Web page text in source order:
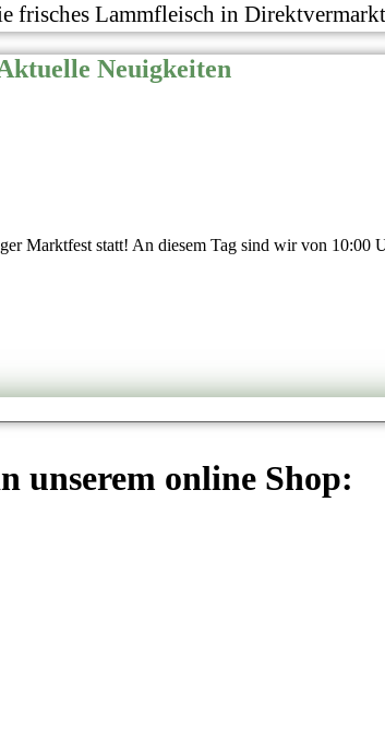
frisches Lammfleisch in
Neuigkeiten
Marktfest statt! An diesem Tag sind wir von 10:00
unserem online Shop: